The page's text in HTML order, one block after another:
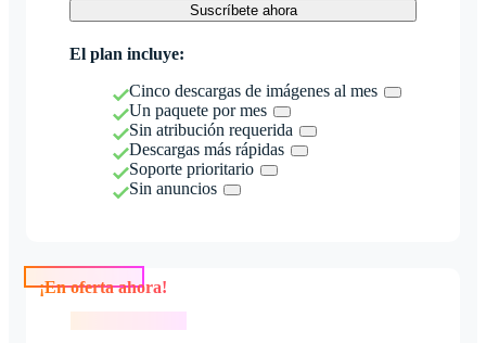
Suscríbete ahora
El plan incluye:
Cinco descargas de imágenes al mes
Un paquete por mes
Sin atribución requerida
Descargas más rápidas
Soporte prioritario
Sin anuncios